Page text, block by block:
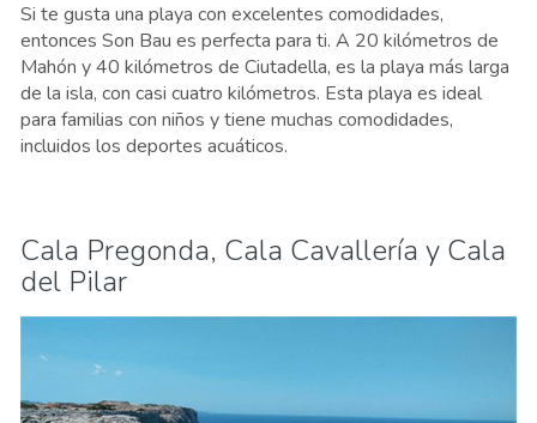
Si te gusta una playa con excelentes comodidades,
entonces Son Bau es perfecta para ti. A 20 kilómetros de
Mahón y 40 kilómetros de Ciutadella, es la playa más larga
de la isla, con casi cuatro kilómetros. Esta playa es ideal
para familias con niños y tiene muchas comodidades,
incluidos los deportes acuáticos.
Cala Pregonda, Cala Cavallería y Cala
del Pilar